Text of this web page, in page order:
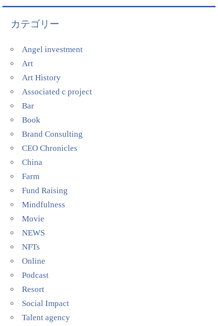
カテゴリー
Angel investment
Art
Art History
Associated c project
Bar
Book
Brand Consulting
CEO Chronicles
China
Farm
Fund Raising
Mindfulness
Movie
NEWS
NFTs
Online
Podcast
Resort
Social Impact
Talent agency